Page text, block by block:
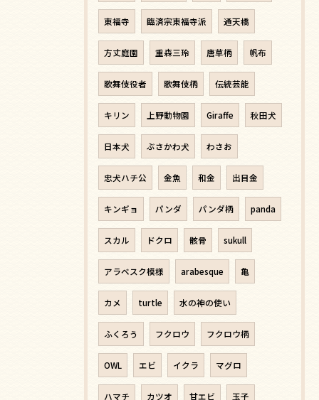
東福寺 臨済宗東福寺派 通天橋
方丈庭園 重森三玲 唐草柄 帆布
歌舞伎役者 歌舞伎柄 伝統芸能
キリン 上野動物園 Giraffe 秋田犬
日本犬 ぶさかわ犬 わさお
忠犬ハチ公 金魚 和金 出目金
キンギョ パンダ パンダ柄 panda
スカル ドクロ 骸骨 sukull
アラベスク模様 arabesque 亀
カメ turtle 水の神の使い
ふくろう フクロウ フクロウ柄
OWL エビ イクラ マグロ
ハマチ カツオ 甘エビ 玉子